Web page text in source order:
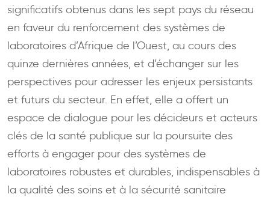
significatifs obtenus dans les sept pays du réseau
en faveur du renforcement des systèmes de
laboratoires d’Afrique de l’Ouest, au cours des
quinze dernières années, et d’échanger sur les
perspectives pour adresser les enjeux persistants
et futurs du secteur. En effet, elle a offert un
espace de dialogue pour les décideurs et acteurs
clés de la santé publique sur la poursuite des
efforts à engager pour des systèmes de
laboratoires robustes et durables, indispensables à
la qualité des soins et à la sécurité sanitaire